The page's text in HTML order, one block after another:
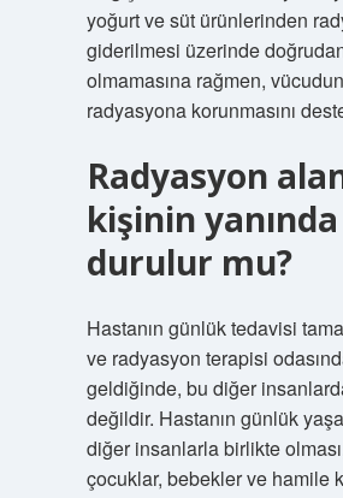
yoğurt ve süt ürünlerinden
giderilmesi üzerinde
olmamasına rağmen,
radyasyona korunmasını
Radyasyon
kişinin yanında
durulur mu?
Hastanın günlük tedavisi
ve radyasyon terapisi
geldiğinde, bu diğer
değildir. Hastanın günlük
diğer insanlarla birlikte
çocuklar, bebekler ve hamile